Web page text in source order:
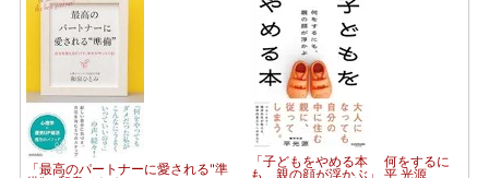
「最高のパートナーに愛される"準
「子どもをやめる本 何をするに
も、親の顔が浮かぶ」 平 光源